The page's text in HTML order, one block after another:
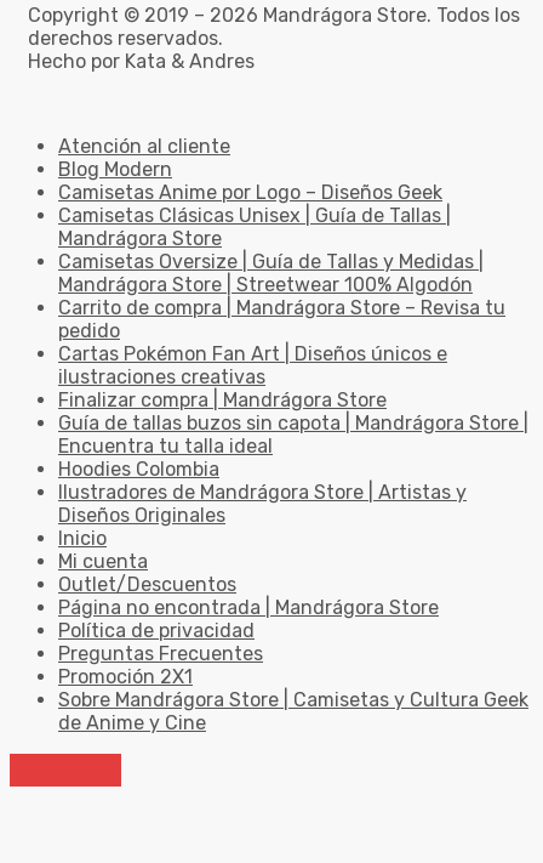
Copyright © 2019 – 2026 Mandrágora Store. Todos los
derechos reservados.
Hecho por Kata & Andres
Atención al cliente
Blog Modern
Camisetas Anime por Logo – Diseños Geek
Camisetas Clásicas Unisex | Guía de Tallas |
Mandrágora Store
Camisetas Oversize | Guía de Tallas y Medidas |
Mandrágora Store | Streetwear 100% Algodón
Carrito de compra | Mandrágora Store – Revisa tu
pedido
Cartas Pokémon Fan Art | Diseños únicos e
ilustraciones creativas
Finalizar compra | Mandrágora Store
Guía de tallas buzos sin capota | Mandrágora Store |
Encuentra tu talla ideal
Hoodies Colombia
Ilustradores de Mandrágora Store | Artistas y
Diseños Originales
Inicio
Mi cuenta
Outlet/Descuentos
Página no encontrada | Mandrágora Store
Política de privacidad
Preguntas Frecuentes
Promoción 2X1
Sobre Mandrágora Store | Camisetas y Cultura Geek
de Anime y Cine